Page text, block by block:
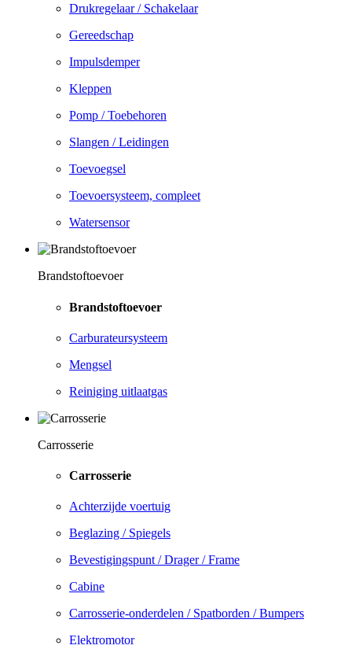
Drukregelaar / Schakelaar
Gereedschap
Impulsdemper
Kleppen
Pomp / Toebehoren
Slangen / Leidingen
Toevoegsel
Toevoersysteem, compleet
Watersensor
Brandstoftoevoer
Brandstoftoevoer
Carburateursysteem
Mengsel
Reiniging uitlaatgas
Carrosserie
Carrosserie
Achterzijde voertuig
Beglazing / Spiegels
Bevestigingspunt / Drager / Frame
Cabine
Carrosserie-onderdelen / Spatborden / Bumpers
Elektromotor